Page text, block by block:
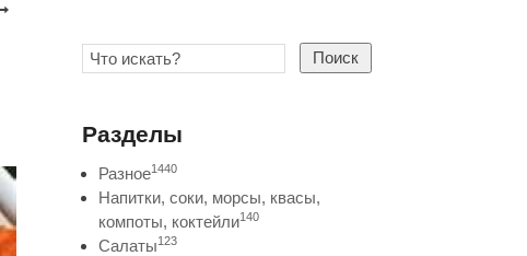
Поиск
Разделы
Разное1440
Напитки, соки, морсы, квасы,
компоты, коктейли140
Салаты123